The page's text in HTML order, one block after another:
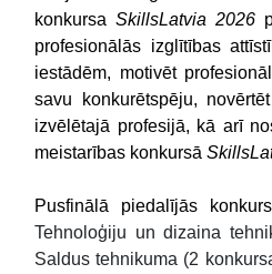
konkursa SkillsLatvia 2026
profesionālās izglītības
iestādēm, motivēt
savu konkurētspēju,
izvēlētajā profesijā, kā arī
meistarības konkursā
Pusfinālā piedalījās
Tehnoloģiju un dizaina
Saldus tehnikuma (2